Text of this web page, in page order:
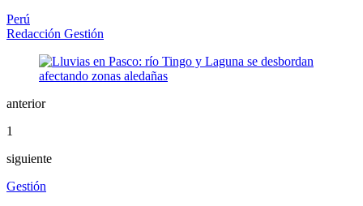
Perú
Redacción Gestión
anterior
1
siguiente
Gestión